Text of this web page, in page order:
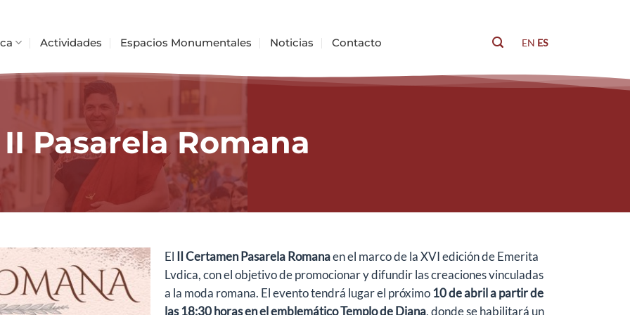
Actividades Espacios Monumentales Noticias Contacto
Buscar
EN ES
II Pasarela Romana
El II Certamen Pasarela Romanaen el marco de la XVI edición de Emerita
Lvdica, con el objetivo de promocionar y difundir las creaciones vinculadas
a la moda romana. El evento tendrá lugar el próximo 10 de abril a partir de
las 18:30 horas en el emblemático Templo de Diana, donde se habilitará un